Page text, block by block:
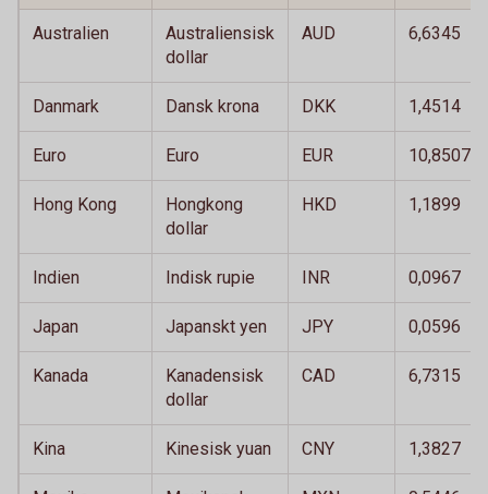
Australien
Australiensisk
dollar
AUD 6,6345
Danmark Dansk krona DKK 1,4514
Euro Euro EUR 10,8507
Hong Kong
Hongkong
dollar
HKD 1,1899
Indien Indisk rupie INR 0,0967
Japan Japanskt yen JPY 0,0596
Kanada
Kanadensisk
dollar
CAD 6,7315
Kina Kinesisk yuan CNY 1,3827